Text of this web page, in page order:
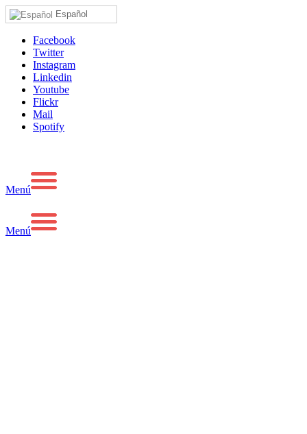
Español
Facebook
Twitter
Instagram
Linkedin
Youtube
Flickr
Mail
Spotify
Menú
Menú